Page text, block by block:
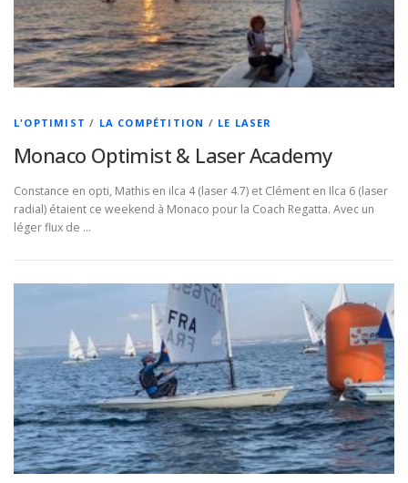
L'OPTIMIST / LA COMPÉTITION / LE LASER
Monaco Optimist & Laser Academy
Constance en opti, Mathis en ilca 4 (laser 4.7) et Clément en Ilca 6 (laser
radial) étaient ce weekend à Monaco pour la Coach Regatta. Avec un
léger flux de …